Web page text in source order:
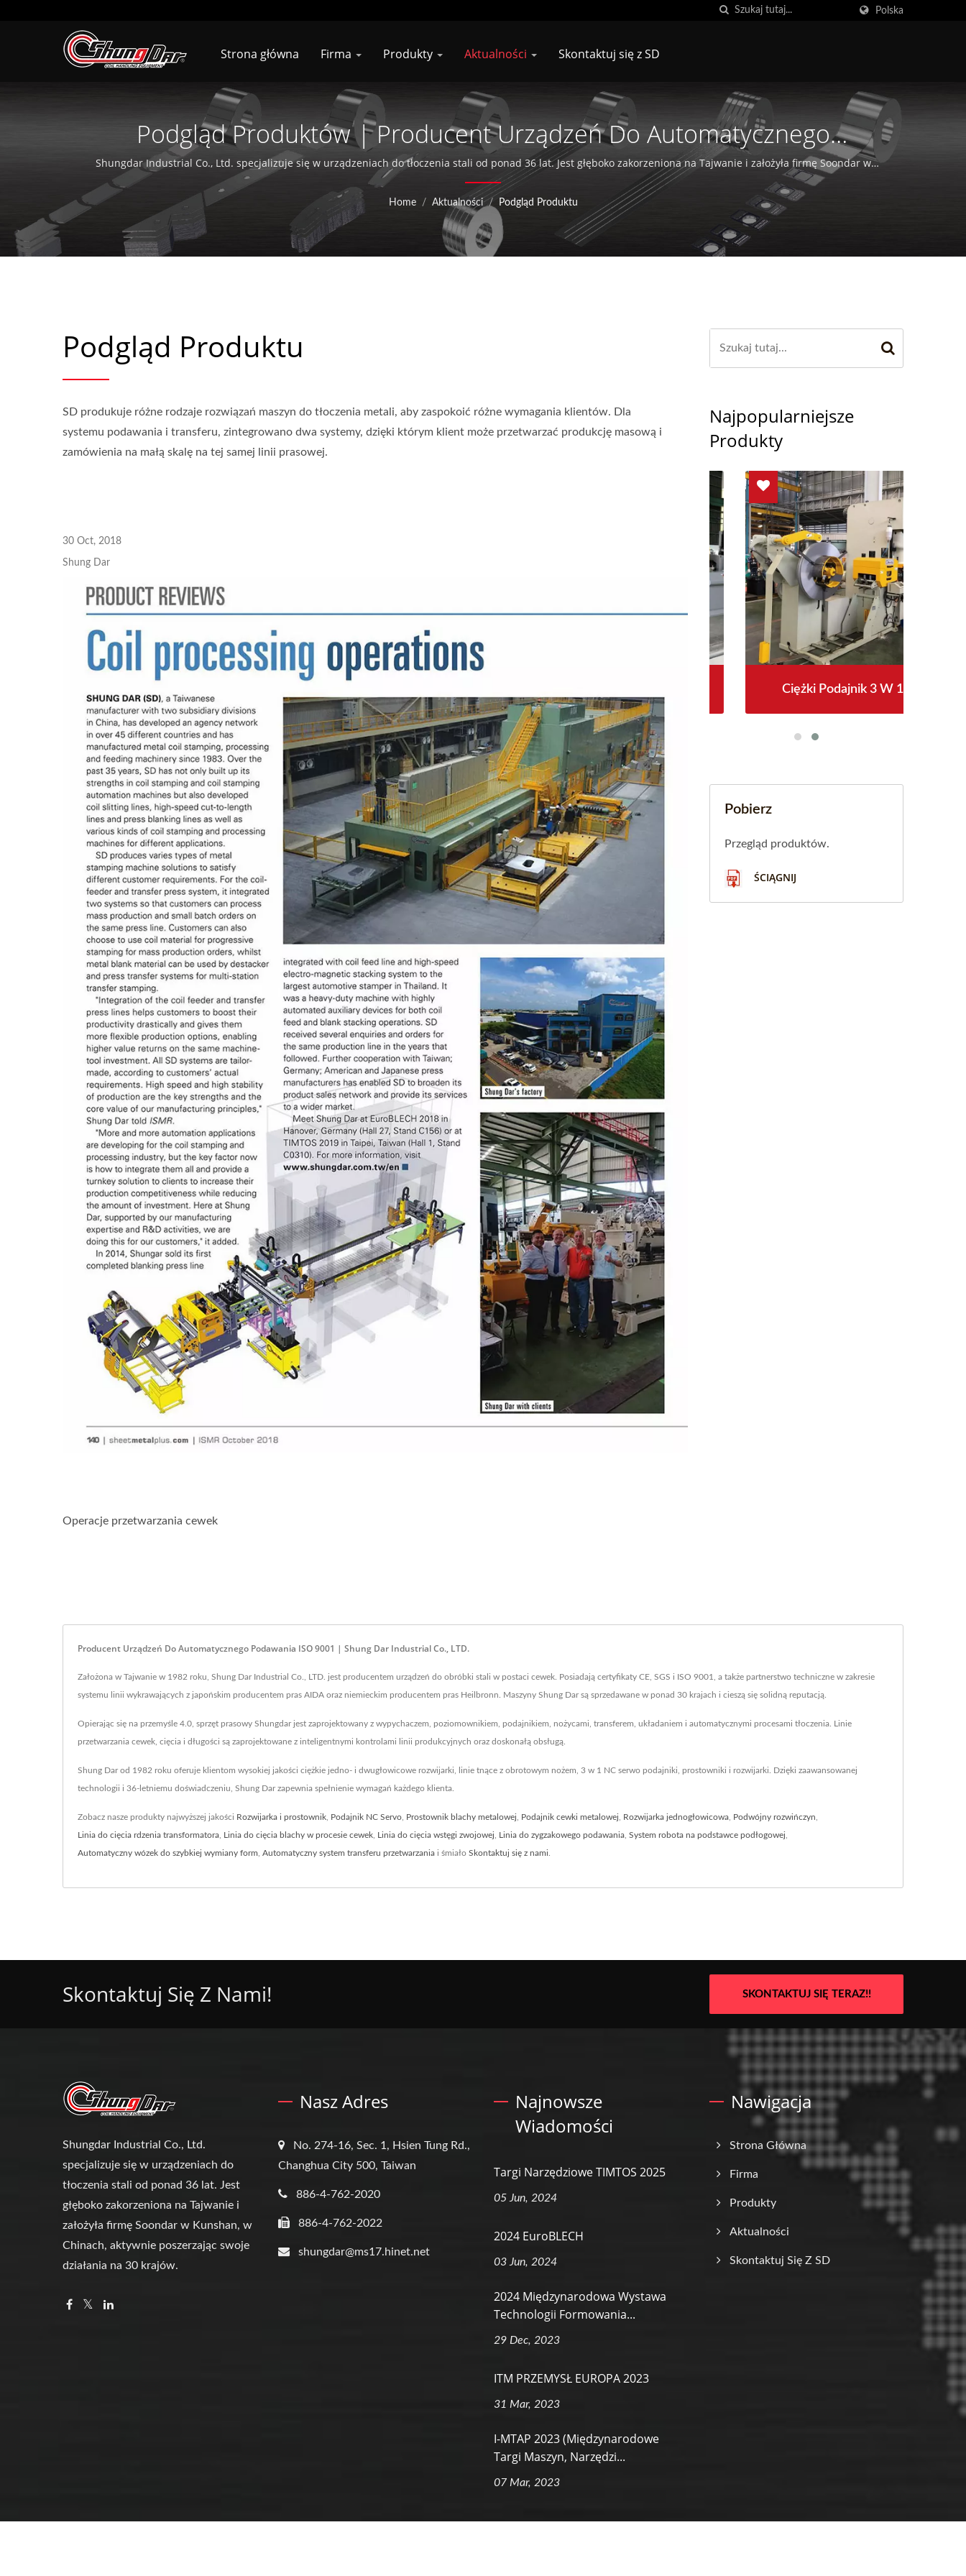
Polska
Strona główna Firma Produkty Aktualności Skontaktuj się z SD
Podgląd Produktów | Producent Urządzeń Do Automatycznego
Podawania ISO 9001 | Shung Dar Industrial Co., LTD.
Shungdar Industrial Co., Ltd. specjalizuje się w urządzeniach do tłoczenia stali od ponad 36 lat. Jest głęboko zakorzeniona na Tajwanie i założyła firmę Soondar w
Kunshan, w Chinach, aktywnie poszerzając swoje działania na 30 krajów.
Home / Aktualności / Podgląd Produktu
Podgląd Produktu
SD produkuje różne rodzaje rozwiązań maszyn do tłoczenia metali, aby zaspokoić różne wymagania klientów. Dla
systemu podawania i transferu, zintegrowano dwa systemy, dzięki którym klient może przetwarzać produkcję masową i
zamówienia na małą skalę na tej samej linii prasowej.
30 Oct, 2018
Shung Dar
Operacje przetwarzania cewek
Najpopularniejsze
Produkty
Ciężki Podajnik 3 W 1
Pobierz
Przegląd produktów.
ŚCIĄGNIJ
Producent Urządzeń Do Automatycznego Podawania ISO 9001 | Shung Dar Industrial Co., LTD.
Założona w Tajwanie w 1982 roku, Shung Dar Industrial Co., LTD. jest producentem urządzeń do obróbki stali w postaci cewek. Posiadają certyfikaty CE, SGS i ISO 9001, a także partnerstwo techniczne w zakresie
systemu linii wykrawających z japońskim producentem pras AIDA oraz niemieckim producentem pras Heilbronn. Maszyny Shung Dar są sprzedawane w ponad 30 krajach i cieszą się solidną reputacją.
Opierając się na przemyśle 4.0, sprzęt prasowy Shungdar jest zaprojektowany z wypychaczem, poziomownikiem, podajnikiem, nożycami, transferem, układaniem i automatycznymi procesami tłoczenia. Linie
przetwarzania cewek, cięcia i długości są zaprojektowane z inteligentnymi kontrolami linii produkcyjnych oraz doskonałą obsługą.
Shung Dar od 1982 roku oferuje klientom wysokiej jakości ciężkie jedno- i dwugłowicowe rozwijarki, linie tnące z obrotowym nożem, 3 w 1 NC serwo podajniki, prostowniki i rozwijarki. Dzięki zaawansowanej
technologii i 36-letniemu doświadczeniu, Shung Dar zapewnia spełnienie wymagań każdego klienta.
Zobacz nasze produkty najwyższej jakości Rozwijarka i prostownik Podajnik NC Servo Prostownik blachy metalowej Podajnik cewki metalowej Rozwijarka jednogłowicowa Podwójny rozwińczyn
Linia do cięcia rdzenia transformatora Linia do cięcia blachy w procesie cewek Linia do cięcia wstęgi zwojowej Linia do zygzakowego podawania System robota na podstawce podłogowej
Automatyczny wózek do szybkiej wymiany form Automatyczny system transferu przetwarzania i śmiało Skontaktuj się z nami
Skontaktuj Się Z Nami! SKONTAKTUJ SIĘ TERAZ!!
Shungdar Industrial Co., Ltd.
specjalizuje się w urządzeniach do
tłoczenia stali od ponad 36 lat. Jest
głęboko zakorzeniona na Tajwanie i
założyła firmę Soondar w Kunshan, w
Chinach, aktywnie poszerzając swoje
działania na 30 krajów.
Nasz Adres
No. 274-16, Sec. 1, Hsien Tung Rd.,
Changhua City 500, Taiwan
886-4-762-2020
886-4-762-2022
shungdar@ms17.hinet.net
Najnowsze
Wiadomości
Targi Narzędziowe TIMTOS 2025
05 Jun, 2024
2024 EuroBLECH
03 Jun, 2024
2024 Międzynarodowa Wystawa
Technologii Formowania...
29 Dec, 2023
ITM PRZEMYSŁ EUROPA 2023
31 Mar, 2023
I-MTAP 2023 (Międzynarodowe
Targi Maszyn, Narzędzi...
07 Mar, 2023
Nawigacja
Strona Główna
Firma
Produkty
Aktualności
Skontaktuj Się Z SD